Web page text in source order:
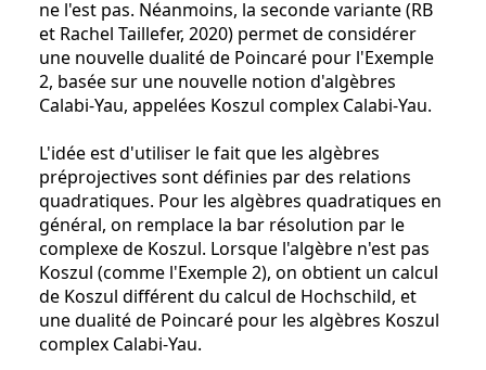
ne l'est pas. Néanmoins, la seconde variante (RB
et Rachel Taillefer, 2020) permet de considérer
une nouvelle dualité de Poincaré pour l'Exemple
2, basée sur une nouvelle notion d'algèbres
Calabi-Yau, appelées Koszul complex Calabi-Yau.
L'idée est d'utiliser le fait que les algèbres
préprojectives sont définies par des relations
quadratiques. Pour les algèbres quadratiques en
général, on remplace la bar résolution par le
complexe de Koszul. Lorsque l'algèbre n'est pas
Koszul (comme l'Exemple 2), on obtient un calcul
de Koszul différent du calcul de Hochschild, et
une dualité de Poincaré pour les algèbres Koszul
complex Calabi-Yau.